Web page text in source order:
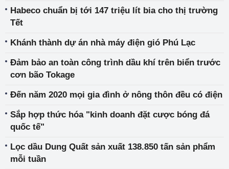
Habeco chuẩn bị tới 147 triệu lít bia cho thị trường
Tết
Khánh thành dự án nhà máy điện gió Phú Lạc
Đảm bảo an toàn công trình dầu khí trên biển trước
cơn bão Tokage
Đến năm 2020 mọi gia đình ở nông thôn đều có điện
Sắp hợp thức hóa "kinh doanh đặt cược bóng đá
quốc tế"
Lọc dầu Dung Quất sản xuất 138.850 tấn sản phẩm
mỗi tuần